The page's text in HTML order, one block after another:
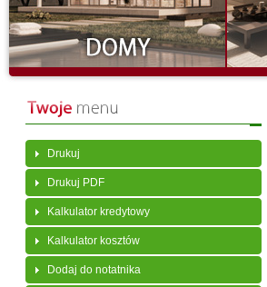
Drukuj
Drukuj PDF
Kalkulator kredytowy
Kalkulator kosztów
Dodaj do notatnika